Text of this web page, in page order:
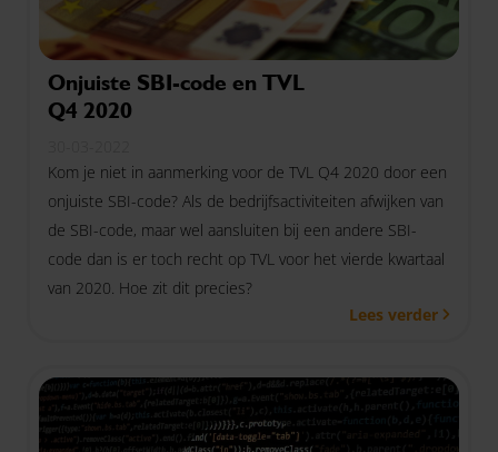
Onjuiste SBI-code en TVL
Q4 2020
Kom je niet in aanmerking voor de TVL Q4 2020 door een
onjuiste SBI-code? Als de bedrijfsactiviteiten afwijken van
de SBI-code, maar wel aansluiten bij een andere SBI-
code dan is er toch recht op TVL voor het vierde kwartaal
van 2020. Hoe zit dit precies?
Lees verder